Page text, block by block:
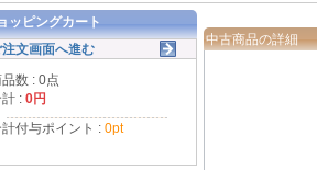
中古商品の詳細
ッピングカート
注文画面へ進む
数 : 0点
: 0円
計付与ポイント : 0pt